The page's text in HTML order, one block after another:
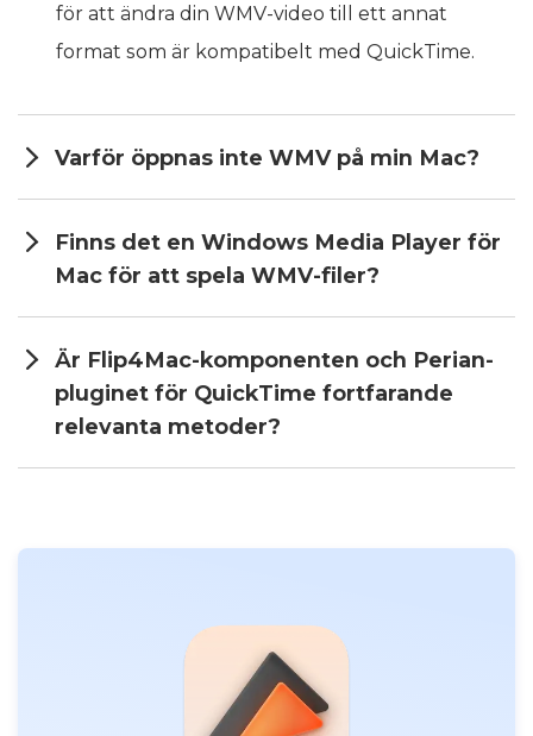
för att ändra din WMV-video till ett annat
format som är kompatibelt med QuickTime.
Varför öppnas inte WMV på min Mac?
Finns det en Windows Media Player för
Mac för att spela WMV-filer?
Är Flip4Mac-komponenten och Perian-
pluginet för QuickTime fortfarande
relevanta metoder?